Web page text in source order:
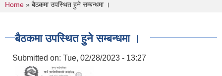
You are here
Home » बैठकमा उपस्थित हुने सम्बन्धमा ।
बैठकमा उपस्थित हुने सम्बन्धमा ।
Submitted on: Tue, 02/28/2023 - 13:27